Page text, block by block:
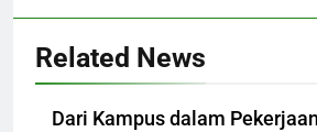
Related News
Dari Kampus dalam